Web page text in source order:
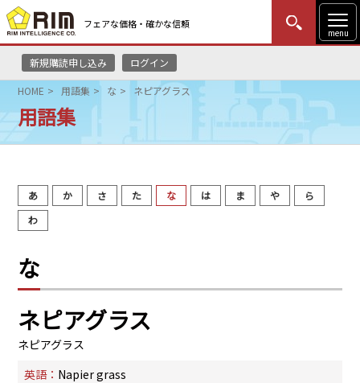
フェアな価格・確かな信頼
menu
新規購読申し込み ログイン
MENU
更新 はじめての方
HOME
リムレポート
研修・セミナー
コンサルティング
PRA原則
HOME 用語集 な ネピアグラス
用語集
あ か さ た な は ま や
ら
わ
な
ネピアグラス
ネピアグラス
英語： Napier grass